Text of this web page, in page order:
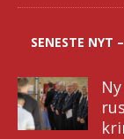
SENESTE NYT